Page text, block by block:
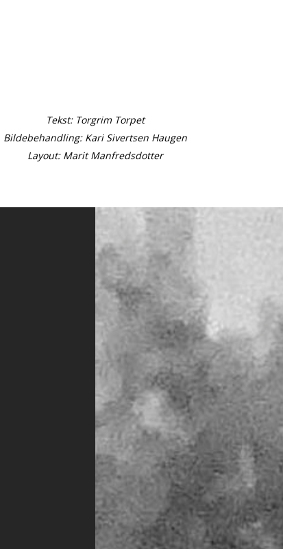
Tekst: Torgrim Torpet
Bildebehandling: Kari Sivertsen Haugen
Layout: Marit Manfredsdotter